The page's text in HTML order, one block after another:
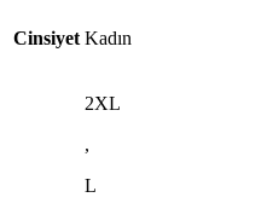
Cinsiyet Kadın
2XL
,
L